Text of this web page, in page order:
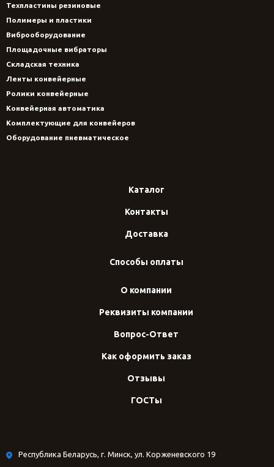
Техпластины резиновые
Полимеры и пластики
Виброоборудование
Площадочные вибраторы
Складская техника
Ленты конвейерные
Ролики конвейерные
Конвейерная автоматика
Комплектующие для конвейеров
Оборудование пневматическое
Каталог
Контакты
Доставка
Способы оплаты
О компании
Реквизиты компании
Вопрос-Ответ
Как оформить заказ
Отзывы
ГОСТы
Республика Беларусь, г. Минск, ул. Корженевского 19